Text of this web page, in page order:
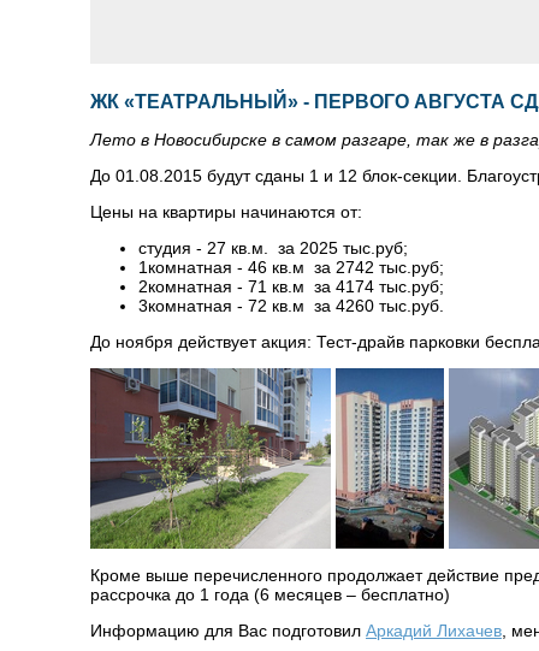
ЖК «ТЕАТРАЛЬНЫЙ» - ПЕРВОГО АВГУСТА
Лето в Новосибирске в самом разгаре, так же в
До 01.08.2015 будут сданы 1 и 12 блок-секции.
Цены на квартиры начинаются от:
студия - 27 кв.м. за 2025 тыс.руб;
1комнатная - 46 кв.м за 2742 тыс.руб;
2комнатная - 71 кв.м за 4174 тыс.руб;
3комнатная - 72 кв.м за 4260 тыс.руб.
До ноября действует акция: Тест-драйв парковки
Кроме выше перечисленного продолжает действие
рассрочка до 1 года (6 месяцев – бесплатно)
Информацию для Вас подготовил Аркадий Лихачев,